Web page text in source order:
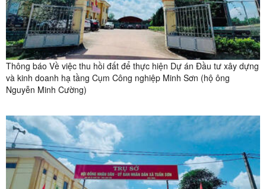
Thông báo Về việc thu hồi đất để thực hiện Dự án Đầu tư xây dựng
và kinh doanh hạ tầng Cụm Công nghiệp Minh Sơn (hộ ông
Nguyễn Minh Cường)